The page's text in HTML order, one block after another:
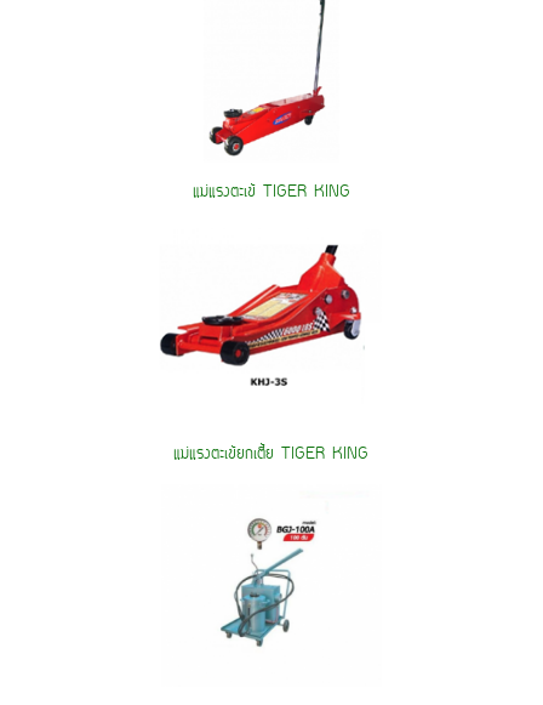
แม่แรงตะเข้ TIGER KING
แม่แรงตะเข้ยกเตี้ย TIGER KING